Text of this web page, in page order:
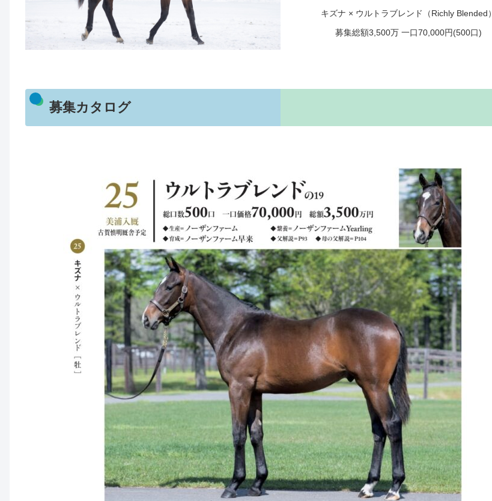
キズナ × ウルトラブレンド（Richly Blended）
募集総額3,500万 一口70,000円(500口)
募集カタログ